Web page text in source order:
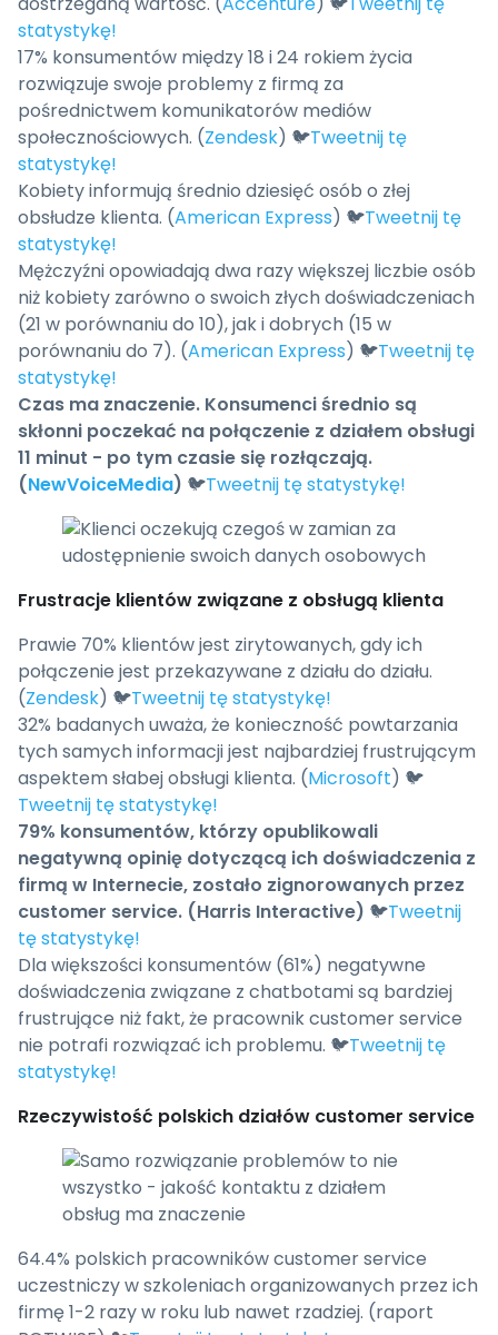
statystykę!
17% konsumentów między 18 i 24 rokiem życia
rozwiązuje swoje problemy z firmą za
pośrednictwem komunikatorów mediów
społecznościowych. (Zendesk) 🐦Tweetnij tę
statystykę!
Kobiety informują średnio dziesięć osób o złej
obsłudze klienta. (American Express) 🐦Tweetnij tę
statystykę!
Mężczyźni opowiadają dwa razy większej liczbie osób
niż kobiety zarówno o swoich złych doświadczeniach
(21 w porównaniu do 10), jak i dobrych (15 w
porównaniu do 7). (American Express) 🐦Tweetnij tę
statystykę!
Czas ma znaczenie. Konsumenci średnio są
skłonni poczekać na połączenie z działem obsługi
11 minut - po tym czasie się rozłączają.
(NewVoiceMedia) 🐦Tweetnij tę statystykę!
Frustracje klientów związane z obsługą klienta
Prawie 70% klientów jest zirytowanych, gdy ich
połączenie jest przekazywane z działu do działu.
(Zendesk) 🐦Tweetnij tę statystykę!
32% badanych uważa, że konieczność powtarzania
tych samych informacji jest najbardziej frustrującym
aspektem słabej obsługi klienta. (Microsoft) 🐦
Tweetnij tę statystykę!
79% konsumentów, którzy opublikowali
negatywną opinię dotyczącą ich doświadczenia z
firmą w Internecie, zostało zignorowanych przez
customer service. (Harris Interactive) 🐦Tweetnij
tę statystykę!
Dla większości konsumentów (61%) negatywne
doświadczenia związane z chatbotami są bardziej
frustrujące niż fakt, że pracownik customer service
nie potrafi rozwiązać ich problemu. 🐦Tweetnij tę
statystykę!
Rzeczywistość polskich działów customer service
64.4% polskich pracowników customer service
uczestniczy w szkoleniach organizowanych przez ich
firmę 1-2 razy w roku lub nawet rzadziej. (raport